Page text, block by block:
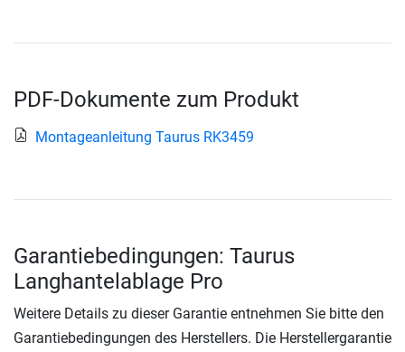
PDF-Dokumente zum Produkt
Montageanleitung Taurus RK3459
Garantiebedingungen: Taurus
Langhantelablage Pro
Weitere Details zu dieser Garantie entnehmen Sie bitte den
Garantiebedingungen des Herstellers. Die Herstellergarantie